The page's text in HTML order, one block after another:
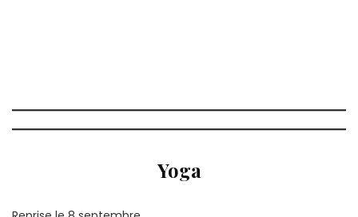
Yoga